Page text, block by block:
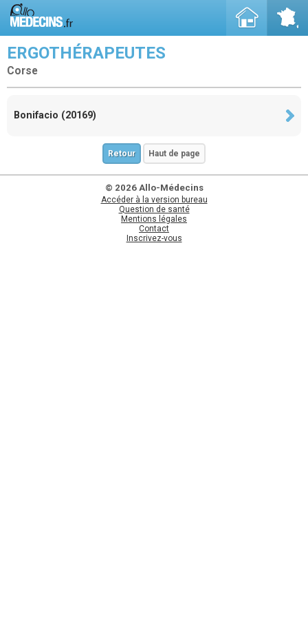
ERGOTHÉRAPEUTES
Corse
Bonifacio (20169)
Retour Haut de page
© 2026 Allo-Médecins
Accéder à la version bureau
Question de santé
Mentions légales
Contact
Inscrivez-vous